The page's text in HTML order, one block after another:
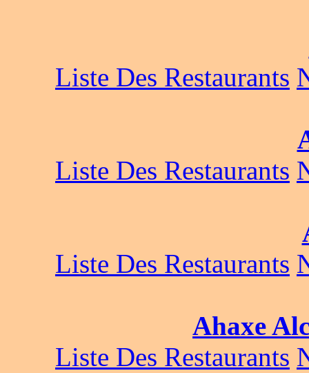
Liste Des Restaurants
Liste Des Restaurants
Liste Des Restaurants
Ahaxe
Liste Des Restaurants